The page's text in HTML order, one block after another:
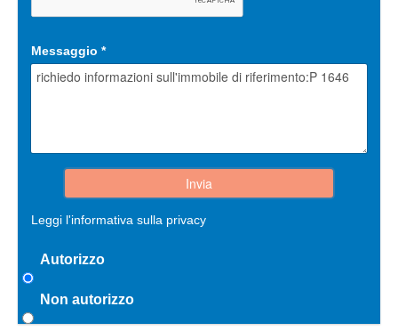
Messaggio *
Leggi l'informativa sulla privacy
Autorizzo
Non autorizzo